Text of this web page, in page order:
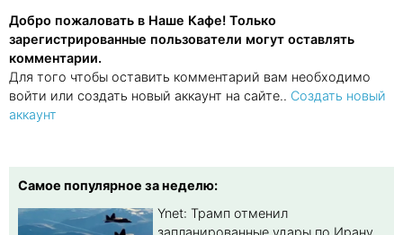
Добро пожаловать в Наше Кафе! Только
зарегистрированные пользователи могут оставлять
комментарии.
Для того чтобы оставить комментарий вам необходимо
войти или создать новый аккаунт на сайте.. Создать новый
аккаунт
Самое популярное за неделю:
Ynet: Трамп отменил
запланированные удары по Ирану